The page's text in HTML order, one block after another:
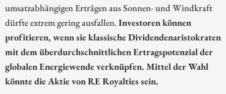
umsatzabhängigen Erträgen aus Sonnen- und Windkraft
dürfte extrem gering ausfallen.Investoren können
profitieren, wenn sie klassische Dividendenaristokraten
mit dem überdurchschnittlichen Ertragspotenzial der
globalen Energiewende verknüpfen. Mittel der Wahl
könnte die Aktie von RE Royalties sein.